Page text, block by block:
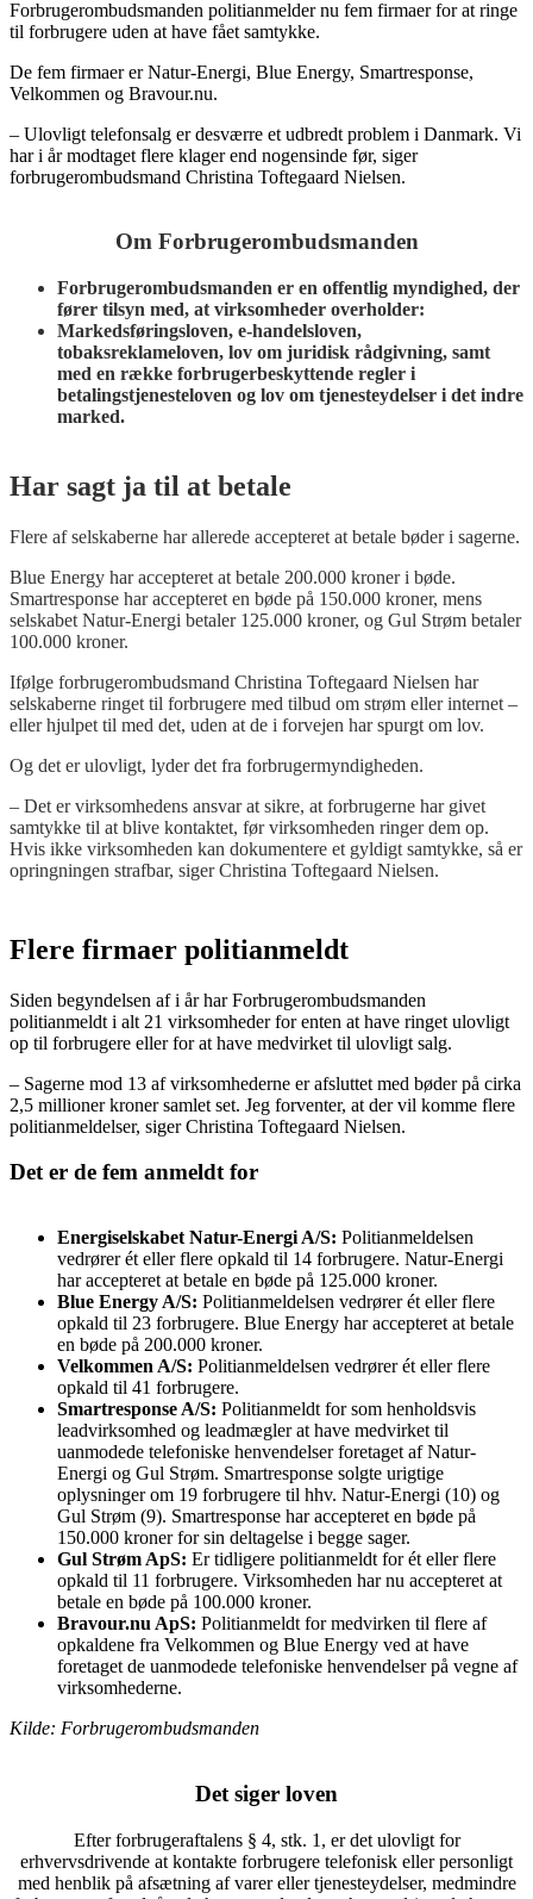
Forbrugerombudsmanden politianmelder nu fem firmaer for at ringe
til forbrugere uden at have fået samtykke.
De fem firmaer er Natur-Energi, Blue Energy, Smartresponse,
Velkommen og Bravour.nu.
– Ulovligt telefonsalg er desværre et udbredt problem i Danmark. Vi
har i år modtaget flere klager end nogensinde før, siger
forbrugerombudsmand Christina Toftegaard Nielsen.
Om Forbrugerombudsmanden
Forbrugerombudsmanden er en offentlig myndighed, der
fører tilsyn med, at virksomheder overholder:
Markedsføringsloven, e-handelsloven,
tobaksreklameloven, lov om juridisk rådgivning, samt
med en række forbrugerbeskyttende regler i
betalingstjenesteloven og lov om tjenesteydelser i det indre
marked.
Har sagt ja til at betale
Flere af selskaberne har allerede accepteret at betale bøder i sagerne.
Blue Energy har accepteret at betale 200.000 kroner i bøde.
Smartresponse har accepteret en bøde på 150.000 kroner, mens
selskabet Natur-Energi betaler 125.000 kroner, og Gul Strøm betaler
100.000 kroner.
Ifølge forbrugerombudsmand Christina Toftegaard Nielsen har
selskaberne ringet til forbrugere med tilbud om strøm eller internet –
eller hjulpet til med det, uden at de i forvejen har spurgt om lov.
Og det er ulovligt, lyder det fra forbrugermyndigheden.
– Det er virksomhedens ansvar at sikre, at forbrugerne har givet
samtykke til at blive kontaktet, før virksomheden ringer dem op.
Hvis ikke virksomheden kan dokumentere et gyldigt samtykke, så er
opringningen strafbar, siger Christina Toftegaard Nielsen.
Flere firmaer politianmeldt
Siden begyndelsen af i år har Forbrugerombudsmanden
politianmeldt i alt 21 virksomheder for enten at have ringet ulovligt
op til forbrugere eller for at have medvirket til ulovligt salg.
– Sagerne mod 13 af virksomhederne er afsluttet med bøder på cirka
2,5 millioner kroner samlet set. Jeg forventer, at der vil komme flere
politianmeldelser, siger Christina Toftegaard Nielsen.
Det er de fem anmeldt for
Energiselskabet Natur-Energi A/S: Politianmeldelsen
vedrører ét eller flere opkald til 14 forbrugere. Natur-Energi
har accepteret at betale en bøde på 125.000 kroner.
Blue Energy A/S: Politianmeldelsen vedrører ét eller flere
opkald til 23 forbrugere. Blue Energy har accepteret at betale
en bøde på 200.000 kroner.
Velkommen A/S: Politianmeldelsen vedrører ét eller flere
opkald til 41 forbrugere.
Smartresponse A/S: Politianmeldt for som henholdsvis
leadvirksomhed og leadmægler at have medvirket til
uanmodede telefoniske henvendelser foretaget af Natur-
Energi og Gul Strøm. Smartresponse solgte urigtige
oplysninger om 19 forbrugere til hhv. Natur-Energi (10) og
Gul Strøm (9). Smartresponse har accepteret en bøde på
150.000 kroner for sin deltagelse i begge sager.
Gul Strøm ApS: Er tidligere politianmeldt for ét eller flere
opkald til 11 forbrugere. Virksomheden har nu accepteret at
betale en bøde på 100.000 kroner.
Bravour.nu ApS: Politianmeldt for medvirken til flere af
opkaldene fra Velkommen og Blue Energy ved at have
foretaget de uanmodede telefoniske henvendelser på vegne af
virksomhederne.
Kilde: Forbrugerombudsmanden
Det siger loven
Efter forbrugeraftalens § 4, stk. 1, er det ulovligt for
erhvervsdrivende at kontakte forbrugere telefonisk eller personligt
med henblik på afsætning af varer eller tjenesteydelser, medmindre